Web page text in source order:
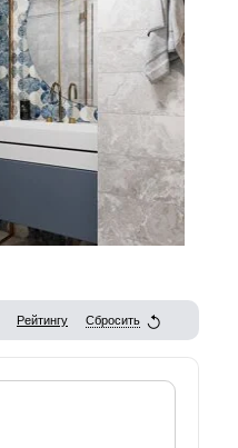
Рейтингу Сбросить